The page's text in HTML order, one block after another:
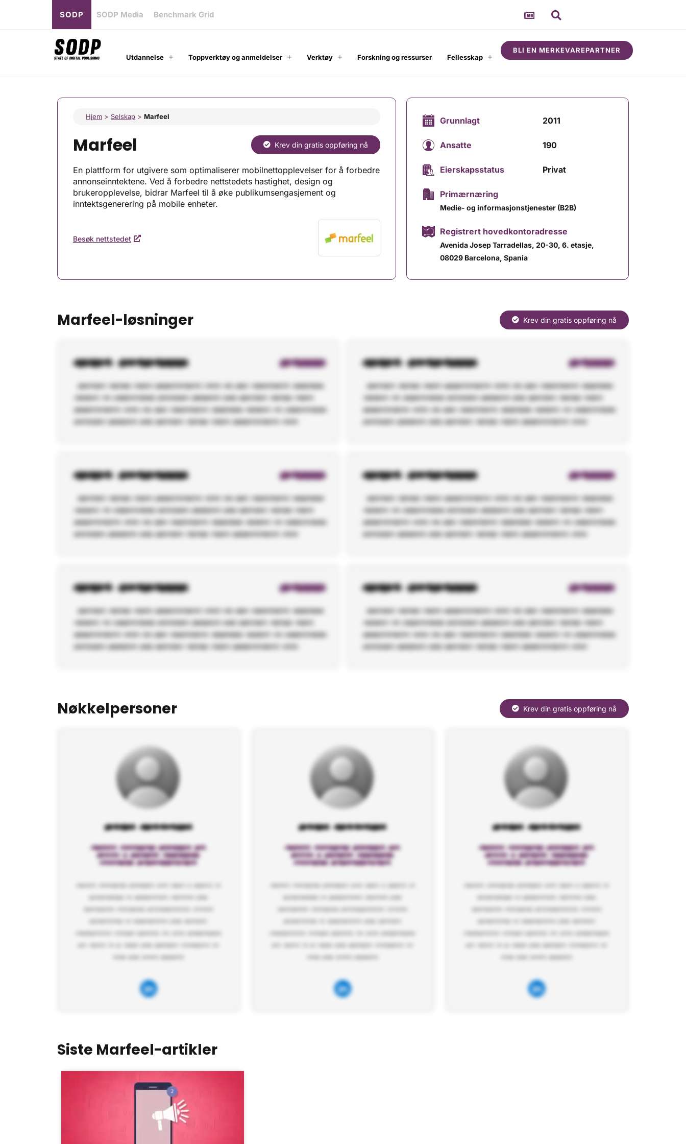
SODP SODP Media Benchmark Grid
Utdannelse Toppverktøy og anmeldelser Verktøy Forskning og ressurser Fellesskap
BLI EN MERKEVAREPARTNER
Hjem > Selskap > Marfeel
Marfeel Krev din gratis oppføring nå
En plattform for utgivere som optimaliserer mobilnettopplevelser for å forbedre
annonseinntektene. Ved å forbedre nettstedets hastighet, design og
brukeropplevelse, bidrar Marfeel til å øke publikumsengasjement og
inntektsgenerering på mobile enheter.
Besøk nettstedet
Grunnlagt 2011
Ansatte 190
Eierskapsstatus Privat
Primærnæring
Medie- og informasjonstjenester (B2B)
Registrert hovedkontoradresse
Avenida Josep Tarradellas, 20-30, 6. etasje,
08029 Barcelona, ​​Spania
Marfeel-løsninger Krev din gratis oppføring nå
Nøkkelpersoner Krev din gratis oppføring nå
Siste Marfeel-artikler